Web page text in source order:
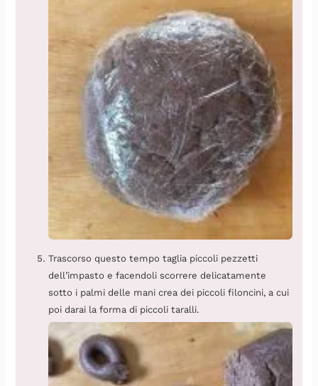
Trascorso questo tempo taglia piccoli pezzetti
dell’impasto e facendoli scorrere delicatamente
sotto i palmi delle mani crea dei piccoli filoncini, a cui
poi darai la forma di piccoli taralli.